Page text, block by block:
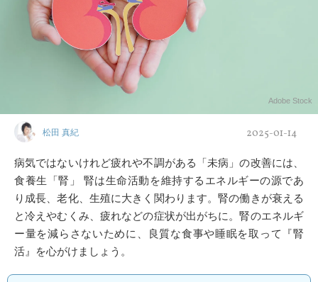
Adobe Stock
松田 真紀 2025-01-14
病気ではないけれど疲れや不調がある「未病」の改善には、
食養生「腎」 腎は生命活動を維持するエネルギーの源であ
り成長、老化、生殖に大きく関わります。腎の働きが衰える
と冷えやむくみ、疲れなどの症状が出がちに。腎のエネルギ
ー量を減らさないために、良質な食事や睡眠を取って『腎
活』を心がけましょう。